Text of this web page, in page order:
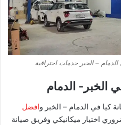
– الخبر خدمات احترافية
الخبر‑ الدمام
كيا في الدمام – الخبر وافضل
اختيار ميكانيكي وفريق صيانة